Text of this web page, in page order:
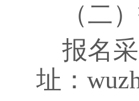
（二
报名
址：